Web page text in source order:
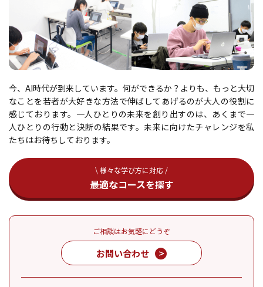
今、AI時代が到来しています。何ができるか？よりも、もっと大切
なことを若者が大好きな方法で伸ばしてあげるのが大人の役割に
感じております。一人ひとりの未来を創り出すのは、あくまで一
人ひとりの行動と決断の結果です。未来に向けたチャレンジを私
たちはお待ちしております。
\ 様々な学び方に対応 /
最適なコースを探す
ご相談はお気軽にどうぞ
お問い合わせ